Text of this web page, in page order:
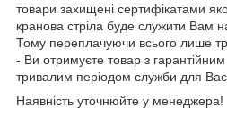
товари захищені сертифікатами
кранова стріла буде служити Вам
Тому переплачуючи всього лише
- Ви отримуєте товар з
тривалим періодом служби для
Наявність уточнюйте у менеджера!